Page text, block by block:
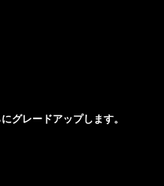
グレードアップします。